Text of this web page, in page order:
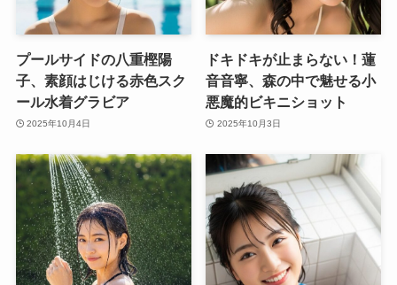
プールサイドの八重樫陽
子、素顔はじける赤色スク
ール水着グラビア
2025年10月4日
ドキドキが止まらない！蓮
音音寧、森の中で魅せる小
悪魔的ビキニショット
2025年10月3日